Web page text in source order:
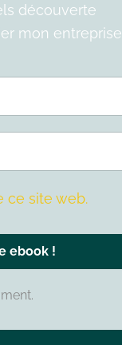
découverte
mon entreprise
ce site web.
ebook !